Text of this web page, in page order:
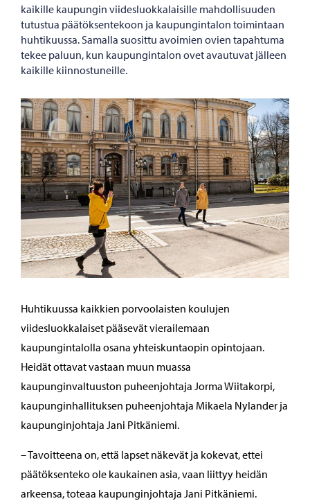
kaikille kaupungin viidesluokkalaisille mahdollisuuden
tutustua päätöksentekoon ja kaupungintalon toimintaan
huhtikuussa. Samalla suosittu avoimien ovien tapahtuma
tekee paluun, kun kaupungintalon ovet avautuvat jälleen
kaikille kiinnostuneille.
Huhtikuussa kaikkien porvoolaisten koulujen
viidesluokkalaiset pääsevät vierailemaan
kaupungintalolla osana yhteiskuntaopin opintojaan.
Heidät ottavat vastaan muun muassa
kaupunginvaltuuston puheenjohtaja Jorma Wiitakorpi,
kaupunginhallituksen puheenjohtaja Mikaela Nylander ja
kaupunginjohtaja Jani Pitkäniemi.
– Tavoitteena on, että lapset näkevät ja kokevat, ettei
päätöksenteko ole kaukainen asia, vaan liittyy heidän
arkeensa, toteaa kaupunginjohtaja Jani Pitkäniemi.